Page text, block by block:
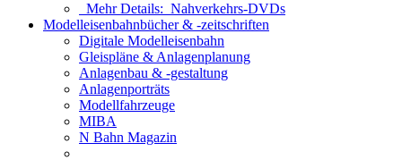
Mehr Details: Nahverkehrs-DVDs
Modelleisenbahnbücher & -zeitschriften
Digitale Modelleisenbahn
Gleispläne & Anlagenplanung
Anlagenbau & -gestaltung
Anlagenporträts
Modellfahrzeuge
MIBA
N Bahn Magazin